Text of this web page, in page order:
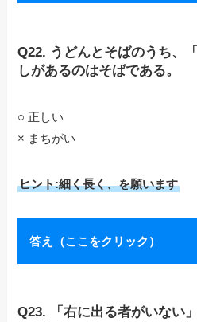
Q22. うどんとそばのうち、
しがあるのはそばである。
○ 正しい
× まちがい
ヒント:細く長く、を願います
答え（ここをクリック）
Q23. 「右に出る者がいない